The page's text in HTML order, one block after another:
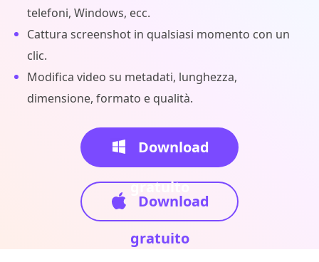
telefoni, Windows, ecc.
Cattura screenshot in qualsiasi momento con un
clic.
Modifica video su metadati, lunghezza,
dimensione, formato e qualità.
Download
gratuito
Download
gratuito